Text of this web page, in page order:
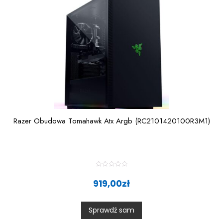
Razer Obudowa Tomahawk Atx Argb (RC2101420100R3M1)
t
0
o
t
919,00zł
Sprawdź sam